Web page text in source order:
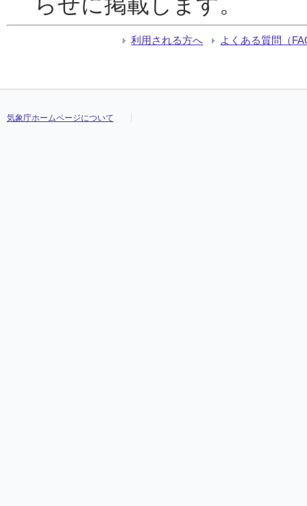
利用される方へ よくある質問（
気象庁ホームページについて